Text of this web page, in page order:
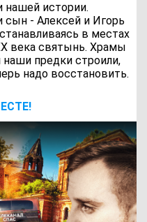
нашей истории.
сын - Алексей и Игорь
в местах
века святынь. Храмы
предки строили,
надо восстановить.